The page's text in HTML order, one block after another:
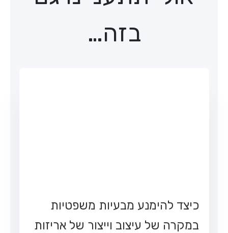
בזה…
כיצד להימנע מבעיות משפטיות
במקרה של עיצוב וייצור של אריזות